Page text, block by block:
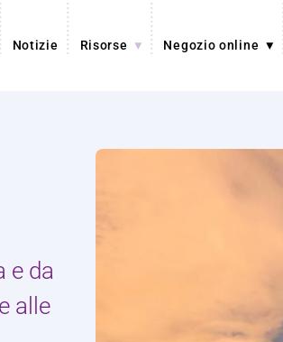
Notizie Risorse Negozio online
e da
alle